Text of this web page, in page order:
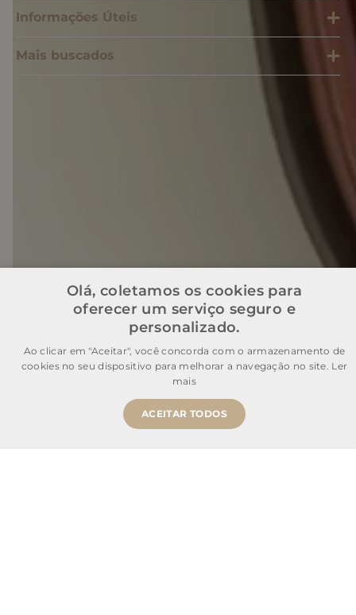
Comprar Agora
Informações Úteis
Mais buscados
Cnpj: 28.445.729/0001-90 | IE: 11.902.839 | (21) 3606-0200
Olá, coletamos os cookies para
oferecer um serviço seguro e
personalizado.
Ao clicar em "Aceitar", você concorda com o armazenamento de
cookies no seu dispositivo para melhorar a navegação no site. Ler
mais
ACEITAR TODOS